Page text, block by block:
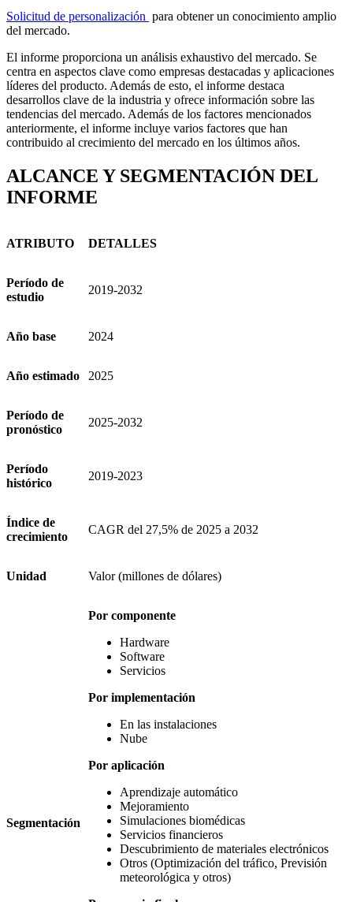
Solicitud de personalización para obtener un conocimiento amplio
del mercado.
El informe proporciona un análisis exhaustivo del mercado. Se
centra en aspectos clave como empresas destacadas y aplicaciones
líderes del producto. Además de esto, el informe destaca
desarrollos clave de la industria y ofrece información sobre las
tendencias del mercado. Además de los factores mencionados
anteriormente, el informe incluye varios factores que han
contribuido al crecimiento del mercado en los últimos años.
ALCANCE Y SEGMENTACIÓN DEL
INFORME
ATRIBUTO DETALLES
Período de
estudio
2019-2032
Año base 2024
Año estimado 2025
Período de
pronóstico
2025-2032
Período
histórico
2019-2023
Índice de
crecimiento
CAGR del 27,5% de 2025 a 2032
Unidad Valor (millones de dólares)
Segmentación
Por componente
Hardware
Software
Servicios
Por implementación
En las instalaciones
Nube
Por aplicación
Aprendizaje automático
Mejoramiento
Simulaciones biomédicas
Servicios financieros
Descubrimiento de materiales electrónicos
Otros (Optimización del tráfico, Previsión
meteorológica y otros)